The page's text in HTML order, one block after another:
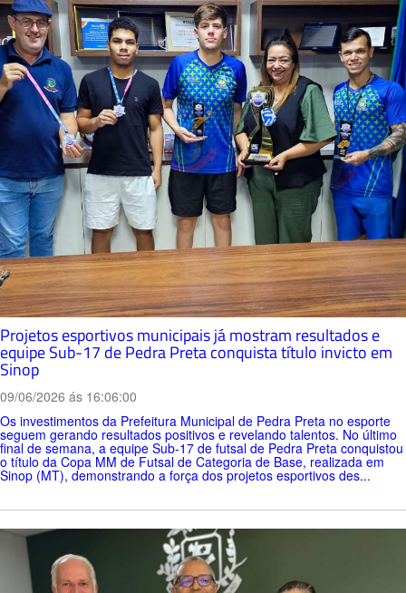
Projetos esportivos municipais já mostram resultados e
equipe Sub-17 de Pedra Preta conquista título invicto em
Sinop
09/06/2026 ás 16:06:00
Os investimentos da Prefeitura Municipal de Pedra Preta no esporte
seguem gerando resultados positivos e revelando talentos. No último
final de semana, a equipe Sub-17 de futsal de Pedra Preta conquistou
o título da Copa MM de Futsal de Categoria de Base, realizada em
Sinop (MT), demonstrando a força dos projetos esportivos des...